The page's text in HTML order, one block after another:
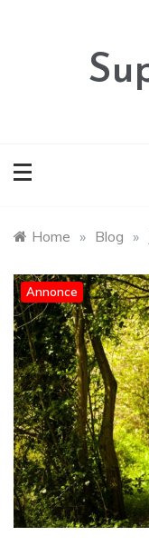
Home » Blog »
Annonce